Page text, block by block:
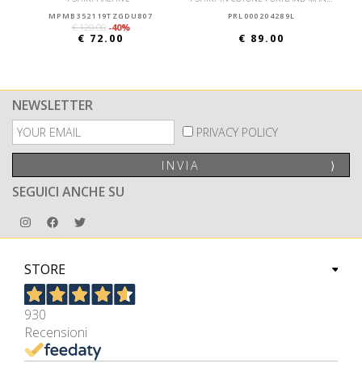
MPMB352119TZGDU807
€ 120.00 -40%
€ 72.00
PRL000204289L
€ 89.00
NEWSLETTER
PRIVACY POLICY
INVIA ⟩
SEGUICI ANCHE SU
STORE
930
Recensioni